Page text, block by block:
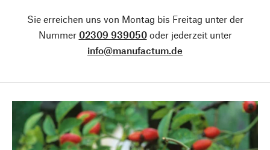
Sie erreichen uns von Montag bis Freitag unter der
Nummer 02309 939050oder jederzeit unter
info@manufactum.de